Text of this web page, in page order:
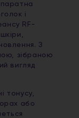
і
RF-
З
зібраною
вигляд
тонусу,
або